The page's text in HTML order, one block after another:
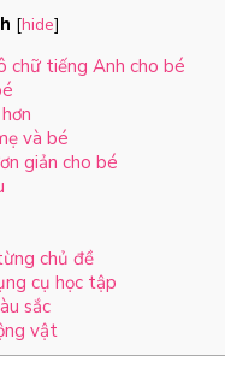
[hide]
chữ tiếng Anh cho bé
và bé
giản cho bé
chủ đề
cụ học tập
sắc
vật